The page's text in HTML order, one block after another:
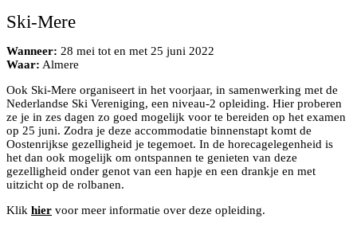
Ski-Mere
Wanneer: 28 mei tot en met 25 juni 2022
Waar: Almere
Ook Ski-Mere organiseert in het voorjaar, in samenwerking met de
Nederlandse Ski Vereniging, een niveau-2 opleiding. Hier proberen
ze je in zes dagen zo goed mogelijk voor te bereiden op het examen
op 25 juni. Zodra je deze accommodatie binnenstapt komt de
Oostenrijkse gezelligheid je tegemoet. In de horecagelegenheid is
het dan ook mogelijk om ontspannen te genieten van deze
gezelligheid onder genot van een hapje en een drankje en met
uitzicht op de rolbanen.
Klik hier voor meer informatie over deze opleiding.